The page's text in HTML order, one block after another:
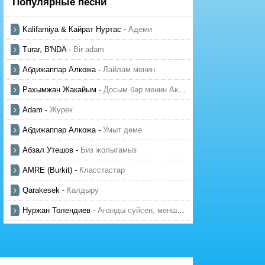
Kalifarniya & Кайрат Нуртас - Адеми
Turar, B'NDA- Bir adam
Абдижаппар Алкожа- Лайлам менин
Рахымжан Жакайым - Досым бар менин Актауда
Adam - Журек
Абдижаппар Алкожа- Умыт деме
Абзал Утешов - Биз жолыгамыз
AMRE (Burkit) - Класстастар
Qarakesek - Калдыру
Нуржан Толендиев - Ананды суйсен, менше суй